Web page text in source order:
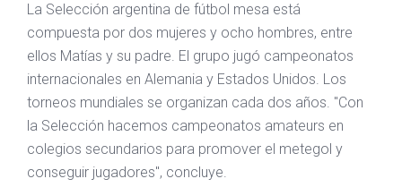
La Selección argentina de fútbol mesa está
compuesta por dos mujeres y ocho hombres, entre
ellos Matías y su padre. El grupo jugó campeonatos
internacionales en Alemania y Estados Unidos. Los
torneos mundiales se organizan cada dos años. "Con
la Selección hacemos campeonatos amateurs en
colegios secundarios para promover el metegol y
conseguir jugadores", concluye.